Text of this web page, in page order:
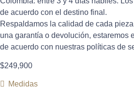
de acuerdo con el destino final.
Respaldamos la calidad de cada
una garantía o devolución, estaremos
de acuerdo con nuestras políticas de
$249,900
Medidas